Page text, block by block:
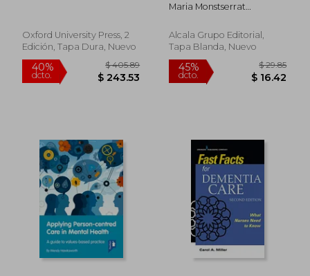
Psychology) (en
Inglés)
Oxford University Press, 2
Edición, Tapa Dura, Nuevo
Maria Monstserrat
Alcala Grupo Editorial,
Tapa Blanda, Nuevo